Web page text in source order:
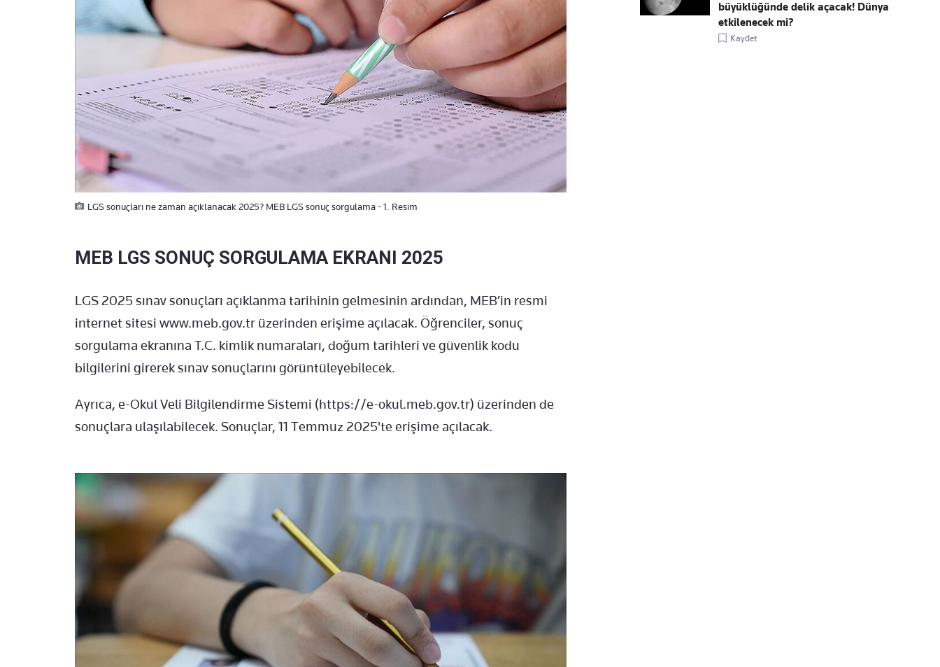
LGS sonuçları ne zaman açıklanacak 2025? MEB LGS sonuç sorgulama - 1. Resim
MEB LGS SONUÇ SORGULAMA EKRANI 2025
LGS 2025 sınav sonuçları açıklanma tarihinin gelmesinin ardından, MEB’in resmi
internet sitesi www.meb.gov.tr üzerinden erişime açılacak. Öğrenciler, sonuç
sorgulama ekranına T.C. kimlik numaraları, doğum tarihleri ve güvenlik kodu
bilgilerini girerek sınav sonuçlarını görüntüleyebilecek.
Ayrıca, e-Okul Veli Bilgilendirme Sistemi (https://e-okul.meb.gov.tr) üzerinden de
sonuçlara ulaşılabilecek. Sonuçlar, 11 Temmuz 2025'te erişime açılacak.
büyüklüğünde delik açacak! Dünya
etkilenecek mi?
Kaydet